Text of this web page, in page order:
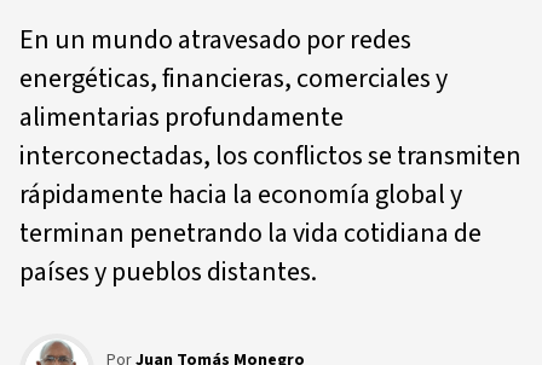
En un mundo atravesado por redes
energéticas, financieras, comerciales y
alimentarias profundamente
interconectadas, los conflictos se transmiten
rápidamente hacia la economía global y
terminan penetrando la vida cotidiana de
países y pueblos distantes.
PorJuan Tomás Monegro